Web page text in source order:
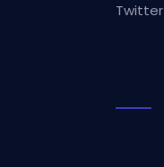
Twitter